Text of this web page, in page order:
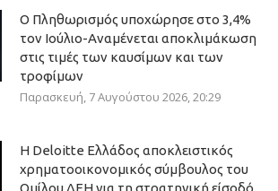
Ο Πληθωρισμός υποχώρησε στο 3,4%
τον Ιούλιο-Αναμένεται αποκλιμάκωση
στις τιμές των καυσίμων και των
τροφίμων
Παρασκευή, 7 Αυγούστου 2026, 20:29
Η Deloitte Ελλάδος αποκλειστικός
χρηματοοικονομικός σύμβουλος του
Ομίλου ΔΕΗ για τη στρατηγική είσοδό